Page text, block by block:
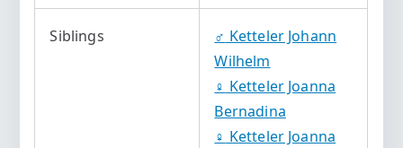
Siblings ♂️ Ketteler Johann
Wilhelm
♀️ Ketteler Joanna
Bernadina
♀️ Ketteler Joanna